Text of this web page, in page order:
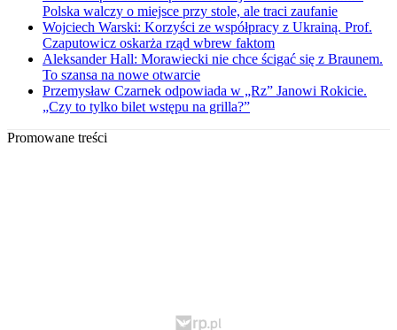
Polska walczy o miejsce przy stole, ale traci zaufanie
Wojciech Warski: Korzyści ze współpracy z Ukrainą. Prof.
Czaputowicz oskarża rząd wbrew faktom
Aleksander Hall: Morawiecki nie chce ścigać się z Braunem.
To szansa na nowe otwarcie
Przemysław Czarnek odpowiada w „Rz” Janowi Rokicie.
„Czy to tylko bilet wstępu na grilla?”
Promowane treści